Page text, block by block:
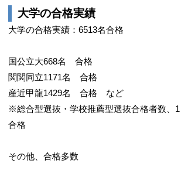
大学の合格実績
大学の合格実績：6513名合格
国公立大668名 合格
関関同立1171名 合格
産近甲龍1429名 合格 など
※総合型選抜・学校推薦型選抜合格者数、
合格
その他、合格多数